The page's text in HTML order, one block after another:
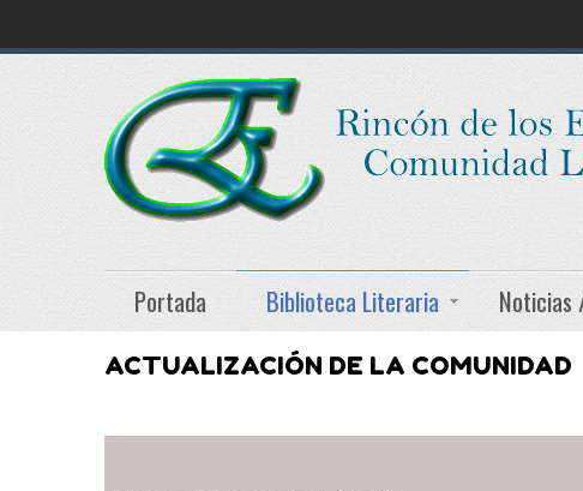
Portada Biblioteca Literaria Noticias
ACTUALIZACIÓN DE LA COMUNIDAD